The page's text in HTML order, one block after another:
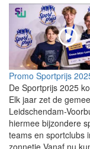
Promo Sportprijs
De Sportprijs 2025
Elk jaar zet de
Leidschendam-
hiermee bijzondere
teams en sportclubs
zonnetje.Vanaf nu